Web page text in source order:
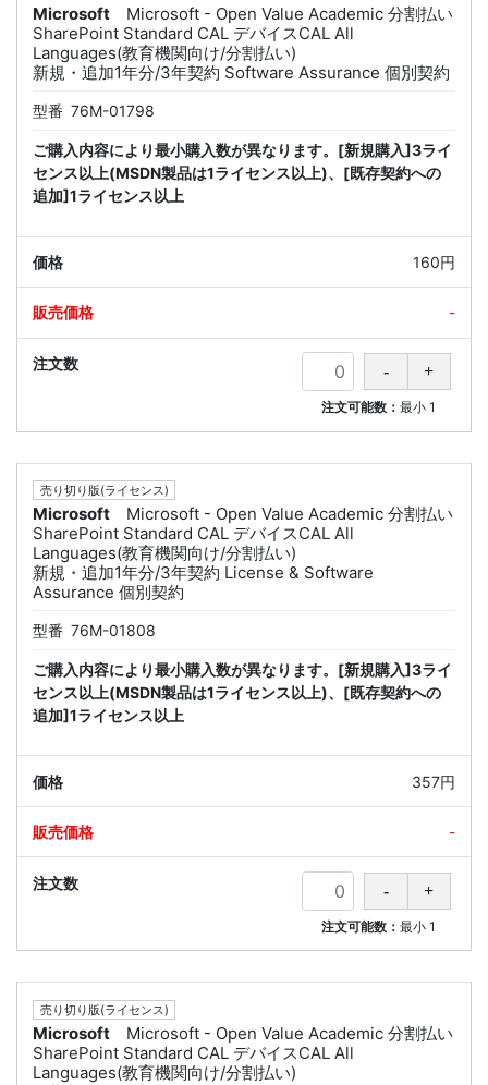
Microsoft
Microsoft - Open Value Academic 分割払い
SharePoint Standard CAL デバイスCAL All
Languages(教育機関向け/分割払い)
新規・追加1年分/3年契約 Software Assurance 個別契約
型番 76M-01798
ご購入内容により最小購入数が異なります。[新規購入]3ライ
センス以上(MSDN製品は1ライセンス以上)、[既存契約への
追加]1ライセンス以上
160円
-
注文可能数：最小 1
売り切り版(ライセンス)
Microsoft
Microsoft - Open Value Academic 分割払い
SharePoint Standard CAL デバイスCAL All
Languages(教育機関向け/分割払い)
新規・追加1年分/3年契約 License & Software
Assurance 個別契約
型番 76M-01808
ご購入内容により最小購入数が異なります。[新規購入]3ライ
センス以上(MSDN製品は1ライセンス以上)、[既存契約への
追加]1ライセンス以上
357円
-
注文可能数：最小 1
売り切り版(ライセンス)
Microsoft
Microsoft - Open Value Academic 分割払い
SharePoint Standard CAL デバイスCAL All
Languages(教育機関向け/分割払い)